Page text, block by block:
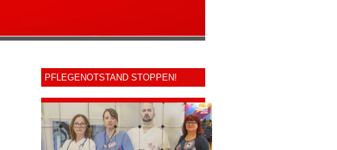
PFLEGENOTSTAND STOPPEN!